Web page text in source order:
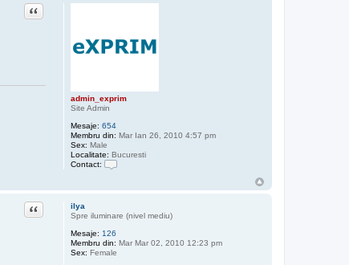
admin_exprim
Site Admin
Mesaje: 654
Membru din: Mar Ian 26, 2010 4:57 pm
Sex: Male
Localitate: Bucuresti
Contact:
n
e
Citat
ilya
Spre iluminare (nivel mediu)
Mesaje: 126
Membru din: Mar Mar 02, 2010 12:23 pm
Sex: Female
Citat